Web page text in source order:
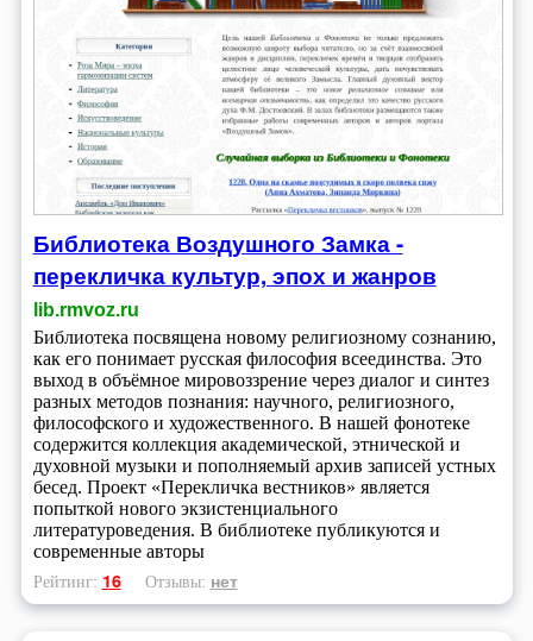
Библиотека Воздушного Замка -
перекличка культур, эпох и жанров
lib.rmvoz.ru
Библиотека посвящена новому религиозному сознанию,
как его понимает русская философия всеединства. Это
выход в объёмное мировоззрение через диалог и синтез
разных методов познания: научного, религиозного,
философского и художественного. В нашей фонотеке
содержится коллекция академической, этнической и
духовной музыки и пополняемый архив записей устных
бесед. Проект «Перекличка вестников» является
попыткой нового экзистенциального
литературоведения. В библиотеке публикуются и
современные авторы
Рейтинг: 16 Отзывы: нет